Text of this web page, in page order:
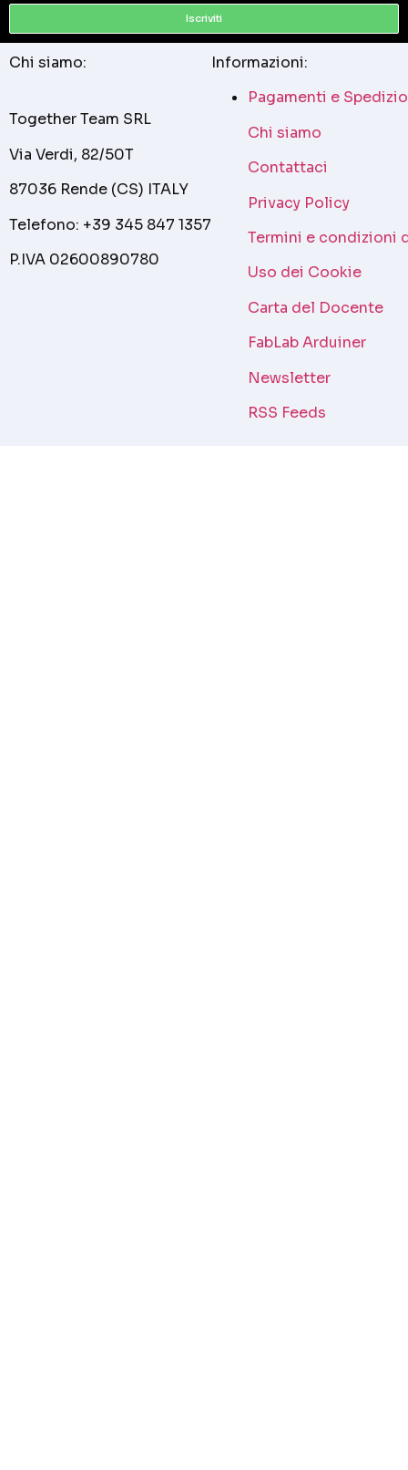
Iscriviti
Chi siamo:
Together Team SRL
Via Verdi, 82/50T
87036 Rende (CS) ITALY
Telefono: +39 345 847 1357
P.IVA 02600890780
Informazioni:
Pagamenti e
Chi siamo
Contattaci
Privacy Policy
Termini e condizioni
Uso dei Cookie
Carta del Docente
FabLab Arduiner
Newsletter
RSS Feeds